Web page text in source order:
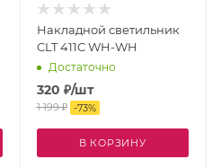
Накладной светильник
CLT 411C WH-WH
Достаточно
320 ₽/шт
1 199₽ -73%
В КОРЗИНУ